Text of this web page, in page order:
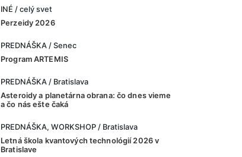
INÉ / celý svet
Perzeidy 2026
PREDNÁŠKA / Senec
Program ARTEMIS
PREDNÁŠKA / Bratislava
Asteroidy a planetárna obrana: čo dnes vieme
a čo nás ešte čaká
PREDNÁŠKA, WORKSHOP / Bratislava
Letná škola kvantových technológií 2026 v
Bratislave